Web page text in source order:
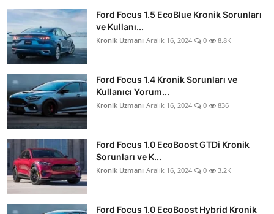
Ford Focus 1.5 EcoBlue Kronik Sorunları
ve Kullanı...
Kronik Uzmanı Aralık 16, 2024 0 8.8K
Ford Focus 1.4 Kronik Sorunları ve
Kullanıcı Yorum...
Kronik Uzmanı Aralık 16, 2024 0 836
Ford Focus 1.0 EcoBoost GTDi Kronik
Sorunları ve K...
Kronik Uzmanı Aralık 16, 2024 0 3.2K
Ford Focus 1.0 EcoBoost Hybrid Kronik